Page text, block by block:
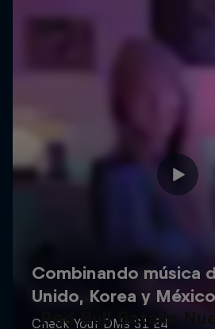
Red Bull Batalla